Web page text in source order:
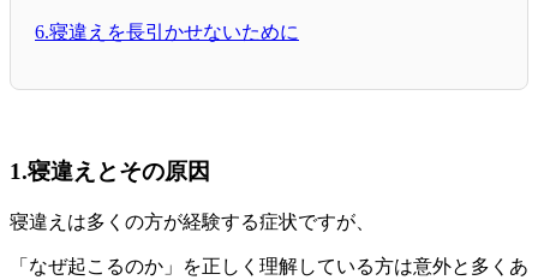
6.寝違えを長引かせないために
1.寝違えとその原因
寝違えは多くの方が経験する症状ですが、
「なぜ起こるのか」を正しく理解している方は意外と多くあ